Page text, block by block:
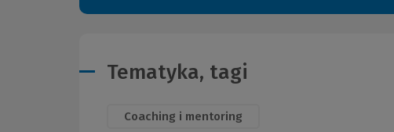
Tematyka, tagi
Coaching i mentoring